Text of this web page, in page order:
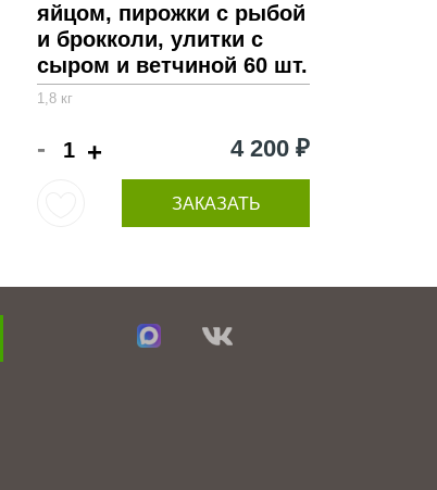
яйцом, пирожки с рыбой
и брокколи, улитки с
сыром и ветчиной 60 шт.
1,8 кг
- + 4 200 ₽
ЗАКАЗАТЬ